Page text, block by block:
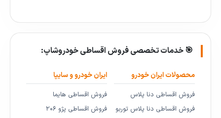
🎯 خدمات تخصصی فروش اقساطی خودروشاپ:
محصولات ایران خودرو
فروش اقساطی دنا پلاس
فروش اقساطی دنا پلاس توربو
ایران خودرو و سایپا
فروش اقساطی هایما
فروش اقساطی پژو ۲۰۶